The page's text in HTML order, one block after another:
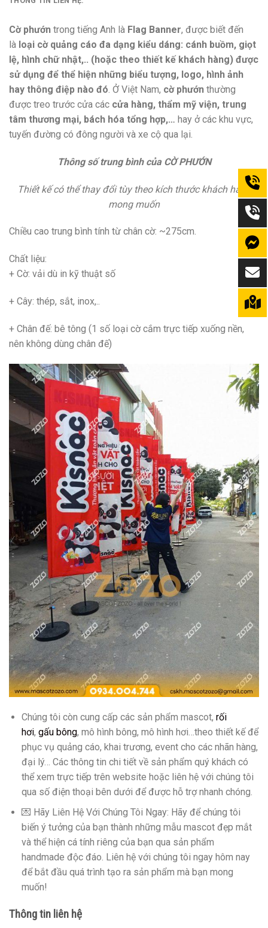
Cờ phướn trong tiếng Anh là Flag Banner, được biết đến
là loại cờ quảng cáo đa dạng kiểu dáng: cánh buồm, giọt
lệ, hình chữ nhật,.. (hoặc theo thiết kế khách hàng) được
sử dụng để thể hiện những biểu tượng, logo, hình ảnh
hay thông điệp nào đó. Ở Việt Nam, cờ phướn thường
được treo trước cửa các cửa hàng, thẩm mỹ viện, trung
tâm thương mại, bách hóa tổng hợp,… hay ở các khu vực,
tuyến đường có đông người và xe cộ qua lại.
Thông số trung bình của CỜ PHƯỚN
Thiết kế có thể thay đổi tùy theo kích thước khách hàng
mong muốn
Chiều cao trung bình tính từ chân cờ: ~275cm.
Chất liệu:
+ Cờ: vải dù in kỹ thuật số
+ Cây: thép, sắt, inox,..
+ Chân đế: bê tông (1 số loại cờ cắm trực tiếp xuống nền,
nên không dùng chân đế)
Chúng tôi còn cung cấp các sản phẩm mascot, rối
hơi, gấu bông, mô hình bông, mô hình hơi…theo thiết kế để
phục vụ quảng cáo, khai trương, event cho các nhãn hàng,
đại lý… Các thông tin chi tiết về sản phẩm quý khách có
thể xem trực tiếp trên website hoặc liên hệ với chúng tôi
qua số điện thoại bên dưới để được hỗ trợ nhanh chóng.
💌 Hãy Liên Hệ Với Chúng Tôi Ngay: Hãy để chúng tôi
biến ý tưởng của bạn thành những mẫu mascot đẹp mắt
và thể hiện cá tính riêng của bạn qua sản phẩm
handmade độc đáo. Liên hệ với chúng tôi ngay hôm nay
để bắt đầu quá trình tạo ra sản phẩm mà bạn mong
muốn!
Thông tin liên hệ